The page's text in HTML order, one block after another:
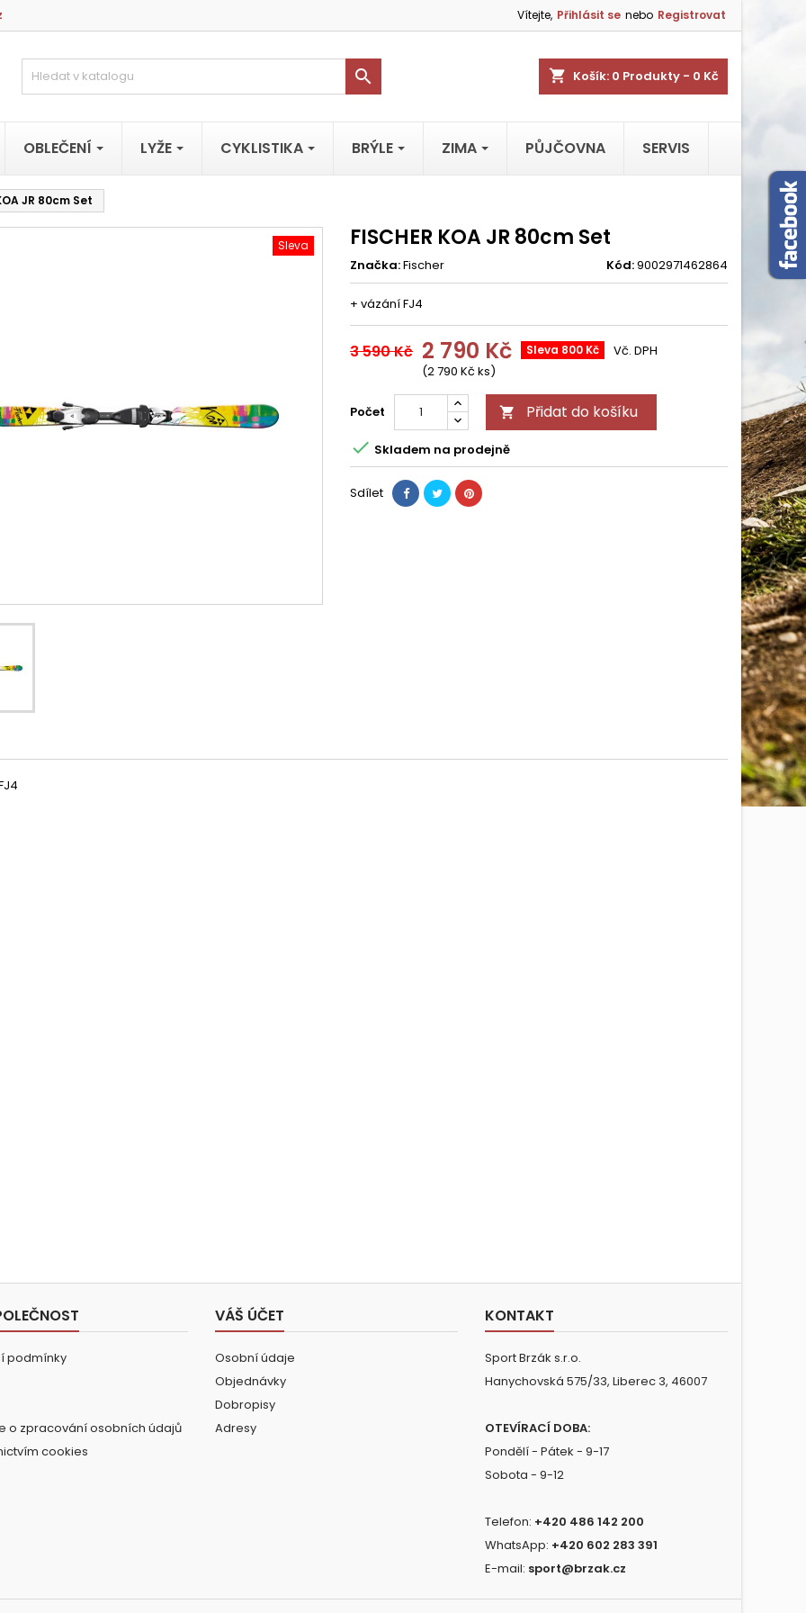
Vítejte, Přihlásit se nebo Registrovat
shopping_cart Košík: 0 Produkty - 0 Kč

OBLEČENÍ LYŽE CYKLISTIKA BRÝLE ZIMA PŮJČOVNA SERVIS
JR 80cm Set
Sleva FISCHER KOA JR 80cm Set
Značka:Fischer Kód:9002971462864
+ vázání FJ4
3 590 Kč 2 790 Kč Sleva 800 Kč
(2 790 Kč ks)
Vč. DPH
Počet  Přidat do košíku
 Skladem na prodejně
Sdílet
podmínky
o zpracování osobních údajů
cookies
VÁŠ ÚČET
Osobní údaje
Objednávky
Dobropisy
Adresy
KONTAKT
Sport Brzák s.r.o.
Hanychovská 575/33, Liberec 3, 46007
OTEVÍRACÍ DOBA:
Pondělí - Pátek - 9-17
Sobota - 9-12
Telefon: +420 486 142 200
WhatsApp: +420 602 283 391
E-mail: sport@brzak.cz